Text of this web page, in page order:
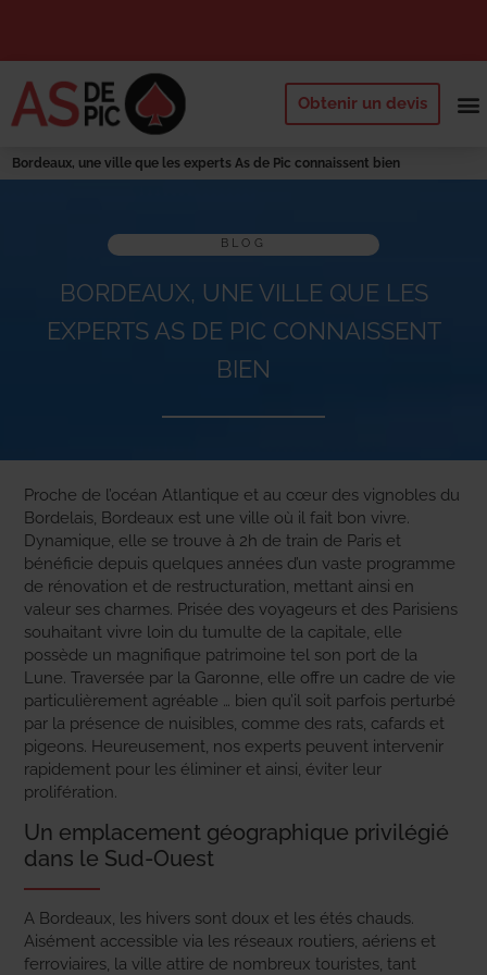
Obtenir un devis
Bordeaux, une ville que les experts As de Pic connaissent bien
BLOG
BORDEAUX, UNE VILLE QUE LES
EXPERTS AS DE PIC CONNAISSENT
BIEN
Proche de l’océan Atlantique et au cœur des vignobles du
Bordelais, Bordeaux est une ville où il fait bon vivre.
Dynamique, elle se trouve à 2h de train de Paris et
bénéficie depuis quelques années d’un vaste programme
de rénovation et de restructuration, mettant ainsi en
valeur ses charmes. Prisée des voyageurs et des Parisiens
souhaitant vivre loin du tumulte de la capitale, elle
possède un magnifique patrimoine tel son port de la
Lune. Traversée par la Garonne, elle offre un cadre de vie
particulièrement agréable … bien qu’il soit parfois perturbé
par la présence de nuisibles, comme des rats, cafards et
pigeons. Heureusement, nos experts peuvent intervenir
rapidement pour les éliminer et ainsi, éviter leur
prolifération.
Un emplacement géographique privilégié
dans le Sud-Ouest
A Bordeaux, les hivers sont doux et les étés chauds.
Aisément accessible via les réseaux routiers, aériens et
ferroviaires, la ville attire de nombreux touristes, tant